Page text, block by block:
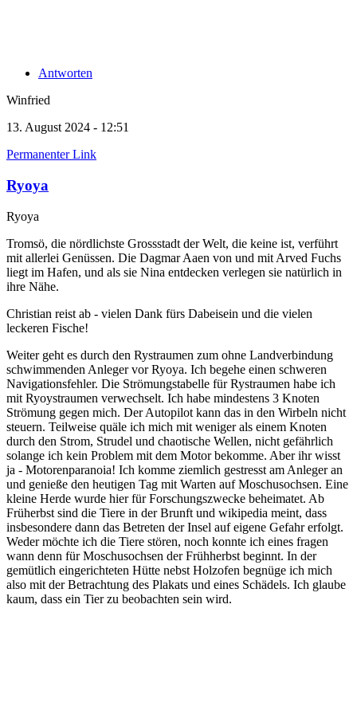
Antworten
Winfried
13. August 2024 - 12:51
Permanenter Link
Ryoya
Ryoya
Tromsö, die nördlichste Grossstadt der Welt, die keine ist, verführt
mit allerlei Genüssen. Die Dagmar Aaen von und mit Arved Fuchs
liegt im Hafen, und als sie Nina entdecken verlegen sie natürlich in
ihre Nähe.
Christian reist ab - vielen Dank fürs Dabeisein und die vielen
leckeren Fische!
Weiter geht es durch den Rystraumen zum ohne Landverbindung
schwimmenden Anleger vor Ryoya. Ich begehe einen schweren
Navigationsfehler. Die Strömungstabelle für Rystraumen habe ich
mit Ryoystraumen verwechselt. Ich habe mindestens 3 Knoten
Strömung gegen mich. Der Autopilot kann das in den Wirbeln nicht
steuern. Teilweise quäle ich mich mit weniger als einem Knoten
durch den Strom, Strudel und chaotische Wellen, nicht gefährlich
solange ich kein Problem mit dem Motor bekomme. Aber ihr wisst
ja - Motorenparanoia! Ich komme ziemlich gestresst am Anleger an
und genieße den heutigen Tag mit Warten auf Moschusochsen. Eine
kleine Herde wurde hier für Forschungszwecke beheimatet. Ab
Früherbst sind die Tiere in der Brunft und wikipedia meint, dass
insbesondere dann das Betreten der Insel auf eigene Gefahr erfolgt.
Weder möchte ich die Tiere stören, noch konnte ich eines fragen
wann denn für Moschusochsen der Frühherbst beginnt. In der
gemütlich eingerichteten Hütte nebst Holzofen begnüge ich mich
also mit der Betrachtung des Plakats und eines Schädels. Ich glaube
kaum, dass ein Tier zu beobachten sein wird.